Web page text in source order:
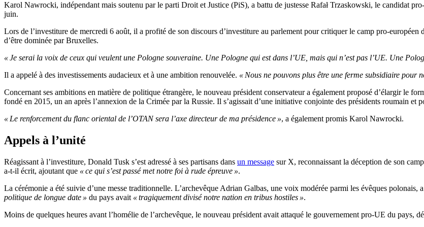
Karol Nawrocki, indépendant mais soutenu par le parti Droit et Justice (PiS), a battu de justesse Rafał Trzaskowski, le candidat
juin.
Lors de l’investiture de mercredi 6 août, il a profité de son discours d’investiture au parlement pour critiquer le camp pro-
d’être dominée par Bruxelles.
« Je serai la voix de ceux qui veulent une Pologne souveraine. Une Pologne qui est dans l’UE, mais qui n’est pas l’UE. Une
Il a appelé à des investissements audacieux et à une ambition renouvelée. « Nous ne pouvons plus être une ferme subsidiaire pour
Concernant ses ambitions en matière de politique étrangère, le nouveau président conservateur a également proposé d’élargir le
fondé en 2015, un an après l’annexion de la Crimée par la Russie. Il s’agissait d’une initiative conjointe des présidents roumain et
« Le renforcement du flanc oriental de l’OTAN sera l’axe directeur de ma présidence », a également promis Karol Nawrocki.
Appels à l’unité
Réagissant à l’investiture, Donald Tusk s’est adressé à ses partisans dans un message sur X, reconnaissant la déception de son
a-t-il écrit, ajoutant que « ce qui s’est passé met notre foi à rude épreuve ».
La cérémonie a été suivie d’une messe traditionnelle. L’archevêque Adrian Galbas, une voix modérée parmi les évêques
politique de longue date » du pays avait « tragiquement divisé notre nation en tribus hostiles ».
Moins de quelques heures avant l’homélie de l’archevêque, le nouveau président avait attaqué le gouvernement pro-UE du pays,